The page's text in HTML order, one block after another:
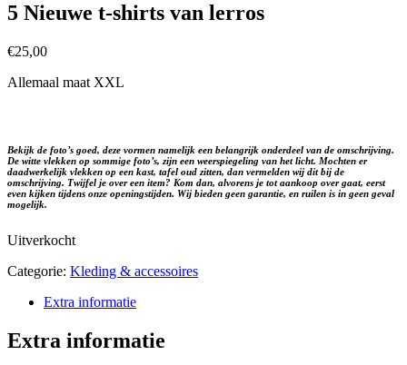
5 Nieuwe t-shirts van lerros
€25,00
Allemaal maat XXL
Bekijk de foto’s goed, deze vormen namelijk een belangrijk onderdeel van de omschrijving.
De witte vlekken op sommige foto’s, zijn een weerspiegeling van het licht. Mochten er
daadwerkelijk vlekken op een kast, tafel oud zitten, dan vermelden wij dit bij de
omschrijving. Twijfel je over een item? Kom dan, alvorens je tot aankoop over gaat, eerst
even kijken tijdens onze openingstijden. Wij bieden geen garantie, en ruilen is in geen geval
mogelijk.
Uitverkocht
Categorie: Kleding & accessoires
Extra informatie
Extra informatie